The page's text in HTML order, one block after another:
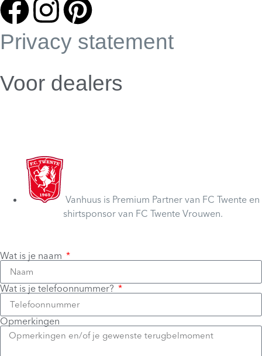
Privacy statement
Voor dealers
Vanhuus is Premium Partner van FC Twente en
shirtsponsor van FC Twente Vrouwen.
Wat is je naam
Wat is je telefoonnummer?
Opmerkingen